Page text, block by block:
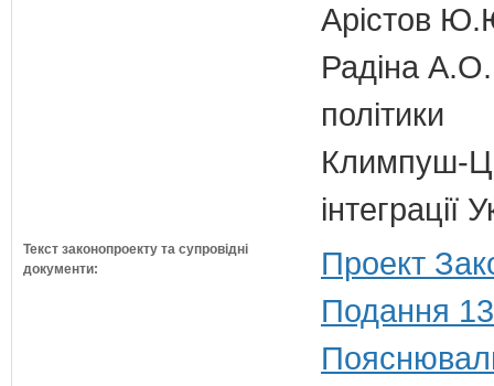
Арістов
Радіна А.О.
політики
Климпуш-
Текст законопроекту та супровідні
документи:
Проект
Подання